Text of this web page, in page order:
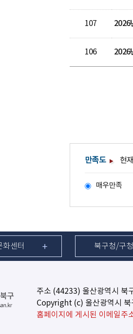
107 2026
106 2026
만족도 현
매우만족
화센터 북구청/구
주소 (44233) 울산광역시 북
Copyright (c) 울산광역시
홈페이지에 게시된 이메일주